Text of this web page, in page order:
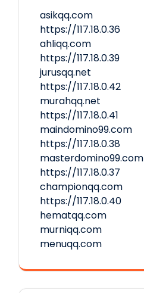
asikqq.com
https://117.18.0.36
ahliqq.com
https://117.18.0.39
jurusqq.net
https://117.18.0.42
murahqq.net
https://117.18.0.41
maindomino99.com
https://117.18.0.38
masterdomino99.com
https://117.18.0.37
championqq.com
https://117.18.0.40
hematqq.com
murniqq.com
menuqq.com